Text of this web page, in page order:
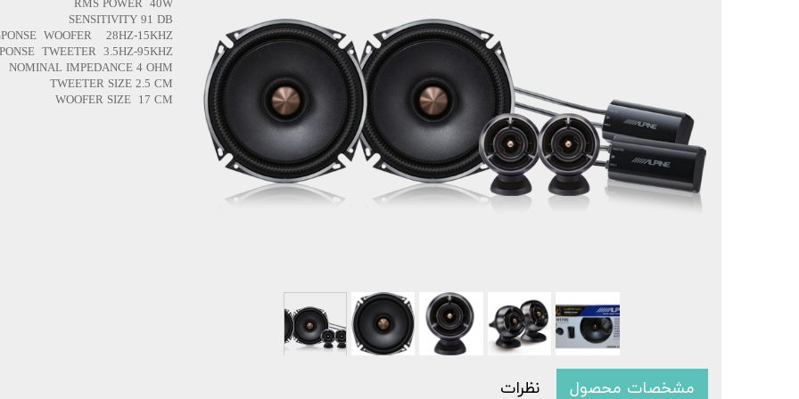
RMS POWER 40W
SENSITIVITY 91 DB
WOOFER 28HZ-15KHZ
TWEETER 3.5HZ-95KHZ
NOMINAL IMPEDANCE 4 OHM
TWEETER SIZE 2.5 CM
WOOFER SIZE 17 CM
مشخصات محصول نظرات